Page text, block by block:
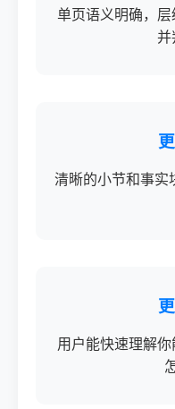
单页语义明确，
并
清晰的小节和事实
用户能快速理解